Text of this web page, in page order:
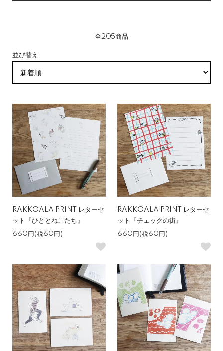
全205商品
並び替え
RAKKOALA PRINT レターセ
ット『ひととねこたち』
660円(税60円)
RAKKOALA PRINT レターセ
ット『チェックの街』
660円(税60円)